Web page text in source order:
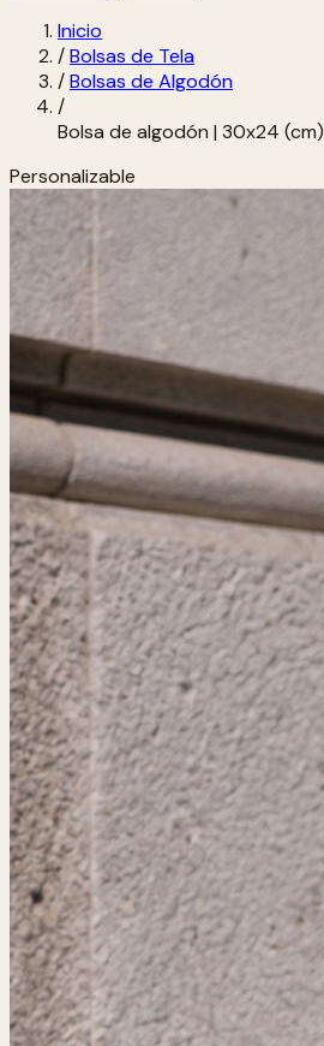
Inicio
/Bolsas de Tela
/Bolsas de Algodón
/
Bolsa de algodón | 30x24 (cm)
Personalizable